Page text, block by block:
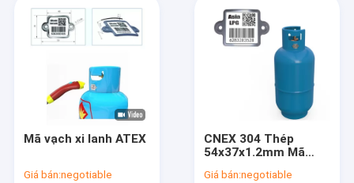
Mã vạch xi lanh ATEX
Giá bán:negotiable
CNEX 304 Thép
54x37x1.2mm Mã
Giá bán:negotiable